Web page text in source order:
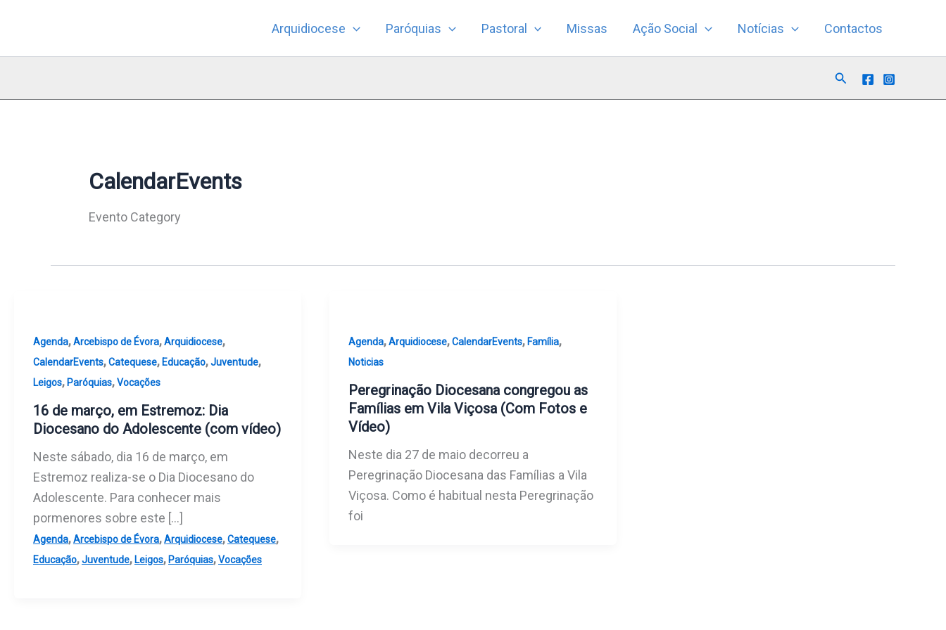
Arquidiocese Paróquias Pastoral Missas Ação Social Notícias Contactos
Search
CalendarEvents
Evento Category
Agenda,Arcebispo de Évora,Arquidiocese,
CalendarEvents,Catequese, Educação,Juventude,
Leigos, Paróquias,Vocações
16 de março, em Estremoz: Dia
Diocesano do Adolescente (com vídeo)
Neste sábado, dia 16 de março, em
Estremoz realiza-se o Dia Diocesano do
Adolescente. Para conhecer mais
pormenores sobre este […]
Agenda,Arcebispo de Évora,Arquidiocese,Catequese,
Educação,Juventude, Leigos, Paróquias,Vocações
Agenda,Arquidiocese,CalendarEvents, Família,
Noticias
Peregrinação Diocesana congregou as
Famílias em Vila Viçosa (Com Fotos e
Vídeo)
Neste dia 27 de maio decorreu a
Peregrinação Diocesana das Famílias a Vila
Viçosa. Como é habitual nesta Peregrinação
foi